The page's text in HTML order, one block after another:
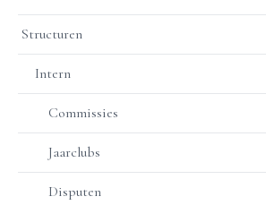
Structuren
Intern
Commissies
Jaarclubs
Disputen